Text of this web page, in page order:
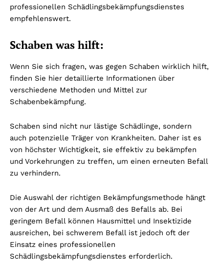
professionellen Schädlingsbekämpfungsdienstes
empfehlenswert.
Schaben was hilft:
Wenn Sie sich fragen, was gegen Schaben wirklich hilft,
finden Sie hier detaillierte Informationen über
verschiedene Methoden und Mittel zur
Schabenbekämpfung.
Schaben sind nicht nur lästige Schädlinge, sondern
auch potenzielle Träger von Krankheiten. Daher ist es
von höchster Wichtigkeit, sie effektiv zu bekämpfen
und Vorkehrungen zu treffen, um einen erneuten Befall
zu verhindern.
Die Auswahl der richtigen Bekämpfungsmethode hängt
von der Art und dem Ausmaß des Befalls ab. Bei
geringem Befall können Hausmittel und Insektizide
ausreichen, bei schwerem Befall ist jedoch oft der
Einsatz eines professionellen
Schädlingsbekämpfungsdienstes erforderlich.